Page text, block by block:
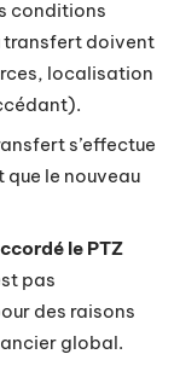
conditions
transfert doivent
localisation
s’effectue
que le nouveau
le PTZ
pas
des raisons
global.